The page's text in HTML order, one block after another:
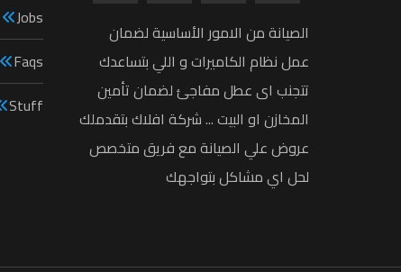
الصيانة من الامور الأساسية لضمان
عمل نظام الكاميرات و اللي بتساعدك
تتجنب اى عطل مفاجئ لضمان تأمين
المخازن او البيت ... شركة افلاك بتقدملك
عروض علي الصيانة مع فريق متخصص
لحل اي مشاكل بتواجهك
Jobs
Faqs
Stuff